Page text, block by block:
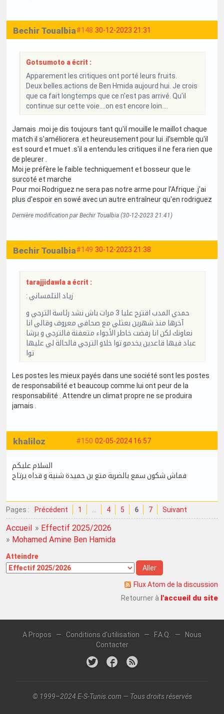
#148 30-12-2023 21:31
Bechir Toualbia
Gotsumoto a écrit :
Apparement les critiques ont porté leurs fruits.
Deux belles.actions de Ben Hmida aujourd hui. Je crois
que ca fait longtemps que ce n'est pas arrivé. Qu'il
continue sur cette voie....on est encore loin....
Jamais .moi je dis toujours tant qu'il mouille le maillot chaque
match il s'améliorera .et heureusement pour lui .il'semble qu'il
est sourd et muet .s'il a entendu les critiques il ne fera rien que
de pleurer .
Moi je préfère le faible techniquement et bosseur que le
surcoté et marche
Pour moi Rodriguez ne sera pas notre arme pour l'Afrique .j'ai
plus d'espoir en sowé avec un autre entraîneur qu'en rodriguez
Dernière modification par Bechir Toualbia (30-12-2023 21:41)
#149 30-12-2023 21:38
Bechir Toualbia
tarajjidawla a écrit :
: زياد التلمساني
حمدي المدب اقترح عليا 3 مرات باش نشد رئاسة الترجي و
آخرها منذ شهرين بعثلي مع صحافي معروف وقالي انا
نعاونك لكن انا رفضت خاطر الأجواء متعفنة فالترجي و برشا
عباد فيها قاعدين يخدمو توا خلاو الترجي فالحالة لي عليها
توا
Les postes les mieux payés dans une société sont les postes
de responsabilité et beaucoup comme lui ont peur de la
responsabilité . Attendre un climat propre ne se produira
jamais .
#150 02-05-2024 16:57
khaliloz
السلام عليكم
فماش شكون سمع بالضربة متع بن حميدة شنية و قداه يرتاح
Pages : Précédent 1 … 4 5 6 7 Suivant
Accueil » Effectif 2025/2026
» Mohamed Amine Ben Hamida
Atteindre
Flux Atom de la discussion
Retourner à l'accueil du site
A Propos — Conditions d'utilisation — F.A.Q. —
Nous
Contacter
© 1999–2024 E-S-Tunis.com — Tous droits réservés